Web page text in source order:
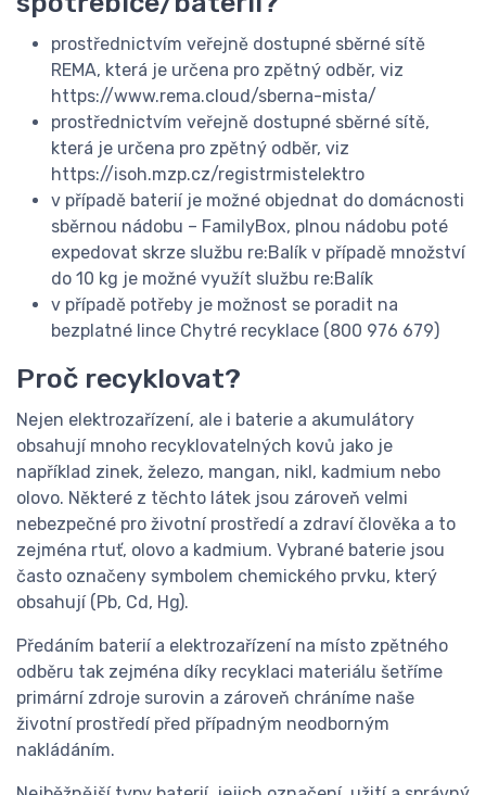
prostřednictvím veřejně dostupné sběrné sítě
REMA, která je určena pro zpětný odběr, viz
https://www.rema.cloud/sberna-mista/
prostřednictvím veřejně dostupné sběrné sítě,
která je určena pro zpětný odběr, viz
https://isoh.mzp.cz/registrmistelektro
v případě baterií je možné objednat do domácnosti
sběrnou nádobu – FamilyBox, plnou nádobu poté
expedovat skrze službu re:Balík v případě množství
do 10 kg je možné využít službu re:Balík
v případě potřeby je možnost se poradit na
bezplatné lince Chytré recyklace (800 976 679)
Proč recyklovat?
Nejen elektrozařízení, ale i baterie a akumulátory
obsahují mnoho recyklovatelných kovů jako je
například zinek, železo, mangan, nikl, kadmium nebo
olovo. Některé z těchto látek jsou zároveň velmi
nebezpečné pro životní prostředí a zdraví člověka a to
zejména rtuť, olovo a kadmium. Vybrané baterie jsou
často označeny symbolem chemického prvku, který
obsahují (Pb, Cd, Hg).
Předáním baterií a elektrozařízení na místo zpětného
odběru tak zejména díky recyklaci materiálu šetříme
primární zdroje surovin a zároveň chráníme naše
životní prostředí před případným neodborným
nakládáním.